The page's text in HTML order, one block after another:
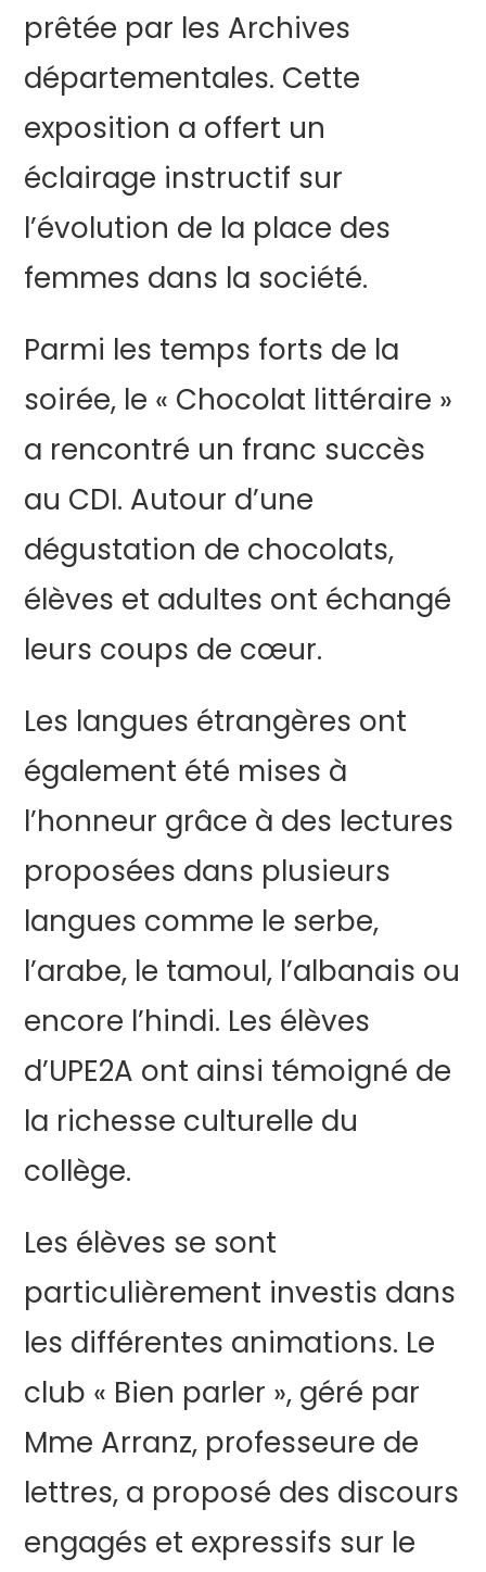
prêtée par les Archives
départementales. Cette
exposition a offert un
éclairage instructif sur
l’évolution de la place des
femmes dans la société.
Parmi les temps forts de la
soirée, le « Chocolat littéraire »
a rencontré un franc succès
au CDI. Autour d’une
dégustation de chocolats,
élèves et adultes ont échangé
leurs coups de cœur.
Les langues étrangères ont
également été mises à
l’honneur grâce à des lectures
proposées dans plusieurs
langues comme le serbe,
l’arabe, le tamoul, l’albanais ou
encore l’hindi. Les élèves
d’UPE2A ont ainsi témoigné de
la richesse culturelle du
collège.
Les élèves se sont
particulièrement investis dans
les différentes animations. Le
club « Bien parler », géré par
Mme Arranz, professeure de
lettres, a proposé des discours
engagés et expressifs sur le